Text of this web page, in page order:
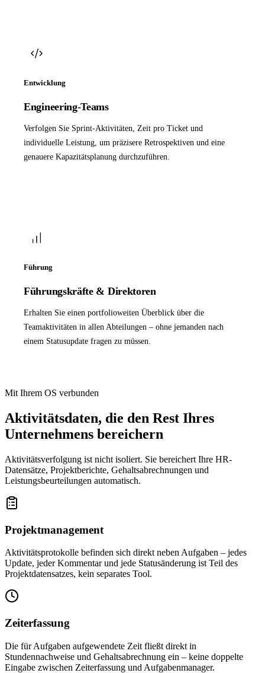
Entwicklung
Engineering-Teams
Verfolgen Sie Sprint-Aktivitäten, Zeit pro Ticket und
individuelle Leistung, um präzisere Retrospektiven und eine
genauere Kapazitätsplanung durchzuführen.
Führung
Führungskräfte & Direktoren
Erhalten Sie einen portfolioweiten Überblick über die
Teamaktivitäten in allen Abteilungen – ohne jemanden nach
einem Statusupdate fragen zu müssen.
Mit Ihrem OS verbunden
Aktivitätsdaten, die den Rest Ihres
Unternehmens bereichern
Aktivitätsverfolgung ist nicht isoliert. Sie bereichert Ihre HR-
Datensätze, Projektberichte, Gehaltsabrechnungen und
Leistungsbeurteilungen automatisch.
Projektmanagement
Aktivitätsprotokolle befinden sich direkt neben Aufgaben – jedes
Update, jeder Kommentar und jede Statusänderung ist Teil des
Projektdatensatzes, kein separates Tool.
Zeiterfassung
Die für Aufgaben aufgewendete Zeit fließt direkt in
Stundennachweise und Gehaltsabrechnung ein – keine doppelte
Eingabe zwischen Zeiterfassung und Aufgabenmanager.